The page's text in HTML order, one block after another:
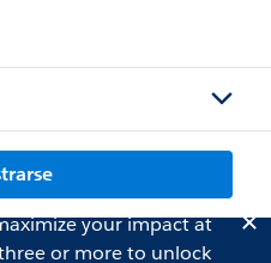
your impact at
or more to unlock